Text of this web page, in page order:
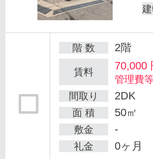
階 数 2階
賃料 70,000
管理費
間取り
2DK
面 積 50㎡
敷金 -
礼金 0ヶ月